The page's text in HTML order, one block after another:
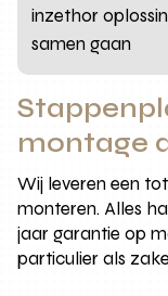
inzethor
samen gaan
montage
Wij leveren een
monteren. Alles
jaar garantie op
particulier als